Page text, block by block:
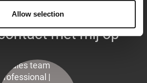
Allow selection
met mij op